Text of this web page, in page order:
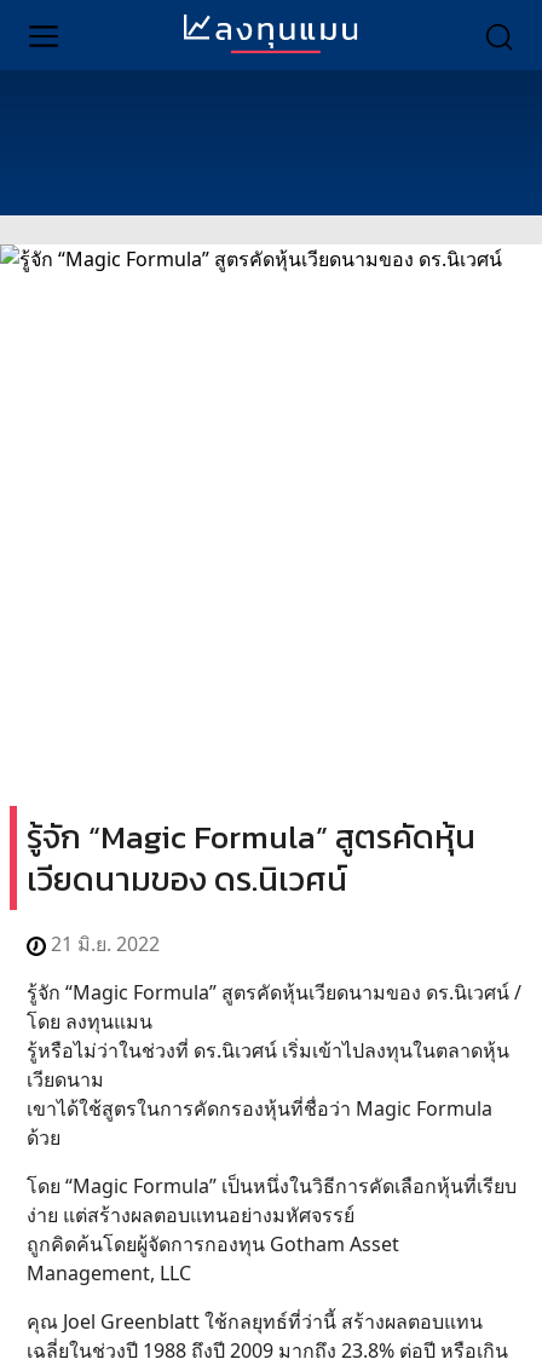
รู้จัก “Magic Formula” สูตรคัดหุ้น
เวียดนามของ ดร.นิเวศน์
21 มิ.ย. 2022
รู้จัก “Magic Formula” สูตรคัดหุ้นเวียดนามของ ดร.นิเวศน์ /
โดย ลงทุนแมน
รู้หรือไม่ว่าในช่วงที่ ดร.นิเวศน์ เริ่มเข้าไปลงทุนในตลาดหุ้น
เวียดนาม
เขาได้ใช้สูตรในการคัดกรองหุ้นที่ชื่อว่า Magic Formula
ด้วย
โดย “Magic Formula” เป็นหนึ่งในวิธีการคัดเลือกหุ้นที่เรียบ
ง่าย แต่สร้างผลตอบแทนอย่างมหัศจรรย์
ถูกคิดค้นโดยผู้จัดการกองทุน Gotham Asset
Management, LLC
คุณ Joel Greenblatt ใช้กลยุทธ์ที่ว่านี้ สร้างผลตอบแทน
เฉลี่ยในช่วงปี 1988 ถึงปี 2009 มากถึง 23.8% ต่อปี หรือเกิน